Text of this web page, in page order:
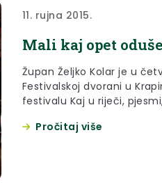
11. rujna 2015.
Mali kaj opet
Župan Željko Kolar je u
Festivalskoj dvorani u
festivalu Kaj u riječi,
Pročitaj više